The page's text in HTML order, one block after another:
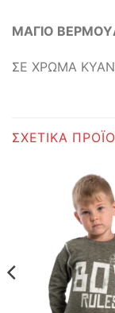
ΜΑΓΙΟ
ΣΕ ΧΡΩΜΑ
ΣΧΕΤΙΚΆ